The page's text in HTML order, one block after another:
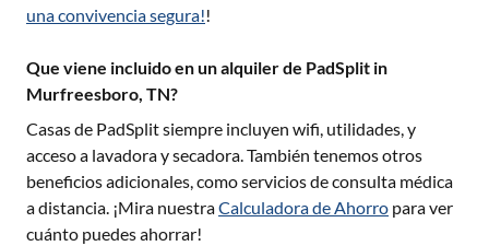
una convivencia segura!!
Que viene incluido en un alquiler de PadSplit in
Murfreesboro, TN?
Casas de PadSplit siempre incluyen wifi, utilidades, y
acceso a lavadora y secadora. También tenemos otros
beneficios adicionales, como servicios de consulta médica
a distancia. ¡Mira nuestraCalculadora de Ahorro para ver
cuánto puedes ahorrar!